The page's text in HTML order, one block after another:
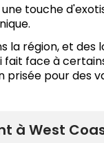
touche
la région, et
fait face à
prisée pour des
à West